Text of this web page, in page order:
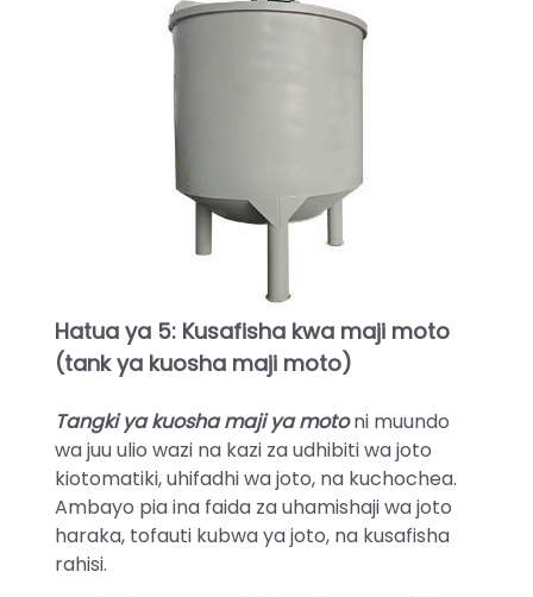
Hatua ya 5: Kusafisha kwa maji moto
(tank ya kuosha maji moto)
Tangki ya kuosha maji ya motoni muundo
wa juu ulio wazi na kazi za udhibiti wa joto
kiotomatiki, uhifadhi wa joto, na kuchochea.
Ambayo pia ina faida za uhamishaji wa joto
haraka, tofauti kubwa ya joto, na kusafisha
rahisi.